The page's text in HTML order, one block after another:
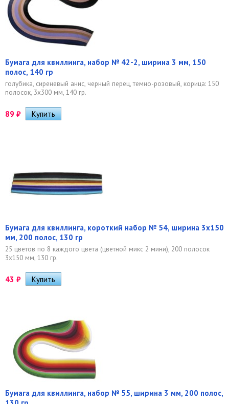
Бумага для квиллинга, набор № 42-2, ширина 3 мм, 150
полос, 140 гр
голубика, сиреневый анис, черный перец, темно-розовый, корица: 150
полосок, 3х300 мм, 140 гр.
89 ₽
Бумага для квиллинга, короткий набор № 54, ширина 3х150
мм, 200 полос, 130 гр
25 цветов по 8 каждого цвета (цветной микс 2 мини), 200 полосок
3х150 мм, 130 гр.
43 ₽
Бумага для квиллинга, набор № 55, ширина 3 мм, 200 полос,